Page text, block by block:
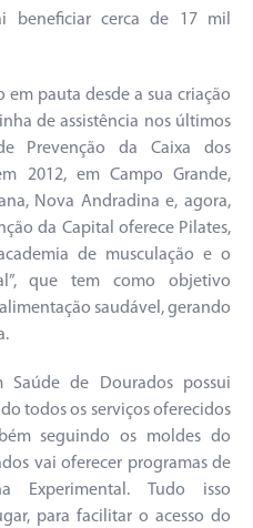
beneficiar cerca de 17 mil
em pauta desde a sua criação
de assistência nos últimos
Prevenção da Caixa dos
2012, em Campo Grande,
Nova Andradina e, agora,
da Capital oferece Pilates,
de musculação e o
que tem como objetivo
saudável, gerando
de Dourados possui
todos os serviços oferecidos
seguindo os moldes do
vai oferecer programas de
Experimental. Tudo isso
para facilitar o acesso do